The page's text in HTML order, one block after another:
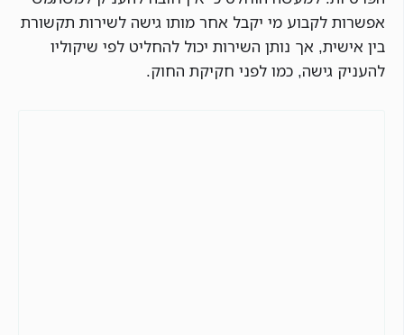
אפשרות לקבוע מי יקבל אחר מותו גישה לשירות תקשורת
בין אישית, אך נותן השירות יכול להחליט לפי שיקוליו
להעניק גישה, כמו לפני חקיקת החוק.